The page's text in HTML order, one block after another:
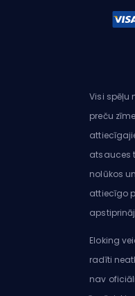
Visi spēļu
preču
atsauces
nolūkos
attiecīgo
Eloking
radīti
nav